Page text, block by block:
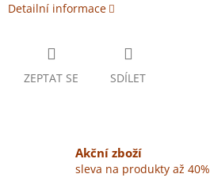
Detailní informace
ZEPTAT SE SDÍLET
Akční zboží
sleva na produkty až 40%